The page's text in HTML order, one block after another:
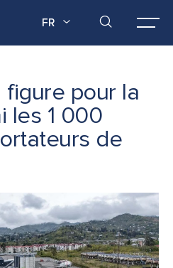
FR
figure pour la
les 1 000
de